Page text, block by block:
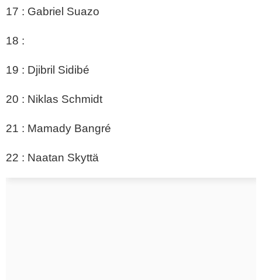
17 : Gabriel Suazo
18 :
19 : Djibril Sidibé
20 : Niklas Schmidt
21 : Mamady Bangré
22 : Naatan Skyttä